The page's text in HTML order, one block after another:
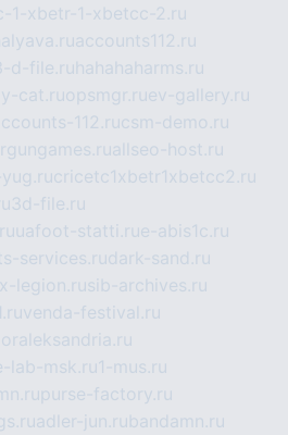
1-xbetr-1-xbetcc-2.ru
accounts112.ru
d-file.ru hahahaharms.ru
cat.ruopsmgr.ruev-gallery.ru
112.rucsm-demo.ru
allseo-host.ru
cricetc1xbetr1xbetcc2.ru
3d-file.ru
uafoot-statti.rue-abis1c.ru
services.rudark-sand.ru
x-legion.rusib-archives.ru
venda-festival.ru
lab-msk.ru1-mus.ru
purse-factory.ru
adler-jun.rubandamn.ru